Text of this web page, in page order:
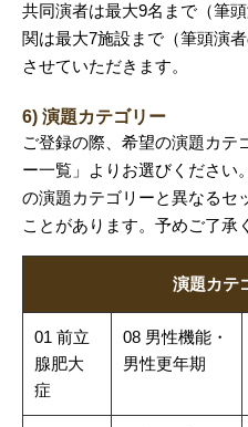
共同演者は最大9名まで（筆
関は最大7施設まで（筆頭演
させていただきます。
6) 演題カテゴリー
ご登録の際、希望の演題カテ
ー一覧」よりお選びください
の演題カテゴリーと異なるセ
ことがあります。予めご了承
演題カテ
01 前立
腺肥大
症
08 男性機能・
男性更年期